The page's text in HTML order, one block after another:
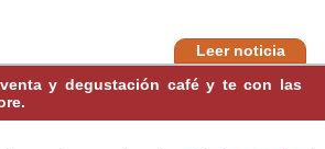
Leer noticia
y degustación café y te con las